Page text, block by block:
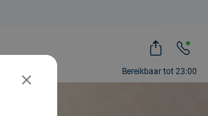
Bereikbaar tot 23:00